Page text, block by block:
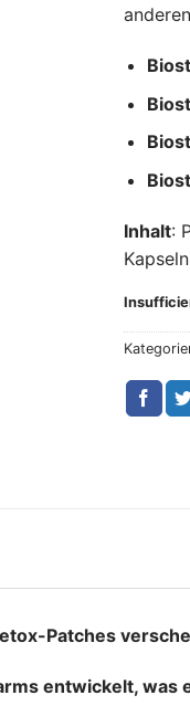
Inhalt:
Patches
entwickelt,